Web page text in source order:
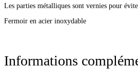
Les parties métalliques sont vernies pour
Fermoir en acier inoxydable
Informations